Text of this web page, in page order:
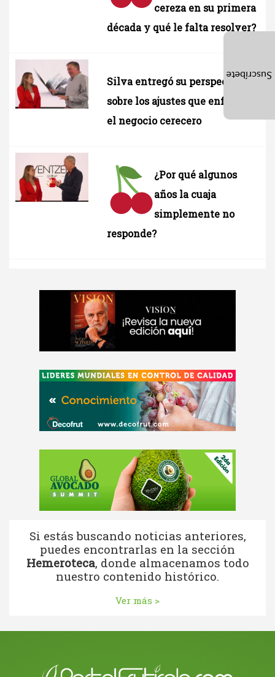
cereza en su primera
década y qué le falta resolver?
Silva entregó su perspectiva
sobre los ajustes que enfrenta
el negocio cerecero
¿Por qué algunos
años la cuaja
simplemente no
responde?
Si estás buscando noticias anteriores,
puedes encontrarlas en la sección
Hemeroteca, donde almacenamos todo
nuestro contenido histórico.
Ver más >
Suscríbete